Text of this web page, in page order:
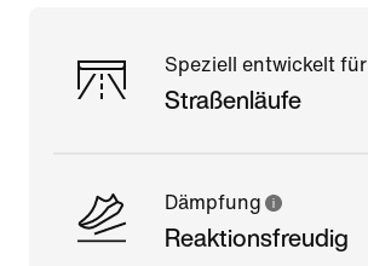
Speziell entwickelt für
Straßenläufe
Dämpfung
Reaktionsfreudig